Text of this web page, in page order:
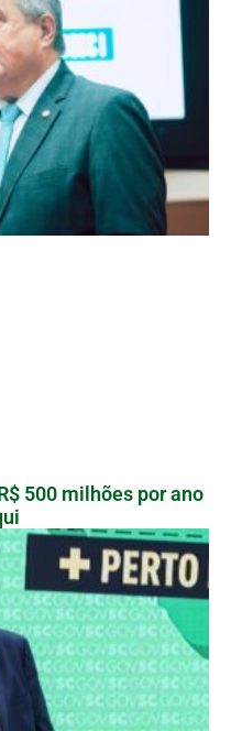
500 milhões por ano